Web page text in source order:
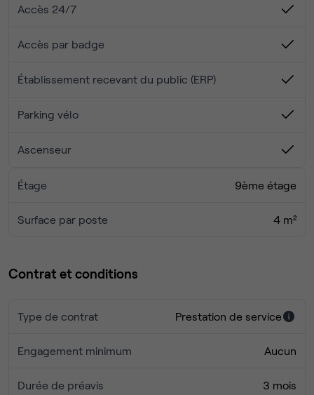
Ouverture d'une ligne téléphonique sur demande
Café et thé en illimité pour vous et vos invités.
comme hiver
Accès 24/7
Accès par badge
Établissement recevant du public (ERP)
Parking vélo
Ascenseur
Étage 9ème étage
Surface par poste 4 m²
Contrat et conditions
Type de contrat Prestation de service
Engagement minimum Aucun
Durée de préavis 3 mois